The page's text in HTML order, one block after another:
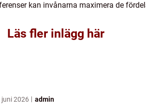
kan invånarna maximera de
Läs fler inlägg här
juni 2026 admin